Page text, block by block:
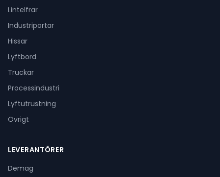
Lintelfrar
Industriportar
Hissar
Lyftbord
Truckar
Processindustri
Lyftutrustning
Övrigt
LEVERANTÖRER
Demag